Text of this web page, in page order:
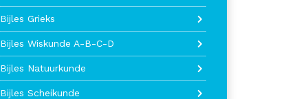
Bijles Grieks
Bijles Wiskunde A-B-C-D
Bijles Natuurkunde
Bijles Scheikunde